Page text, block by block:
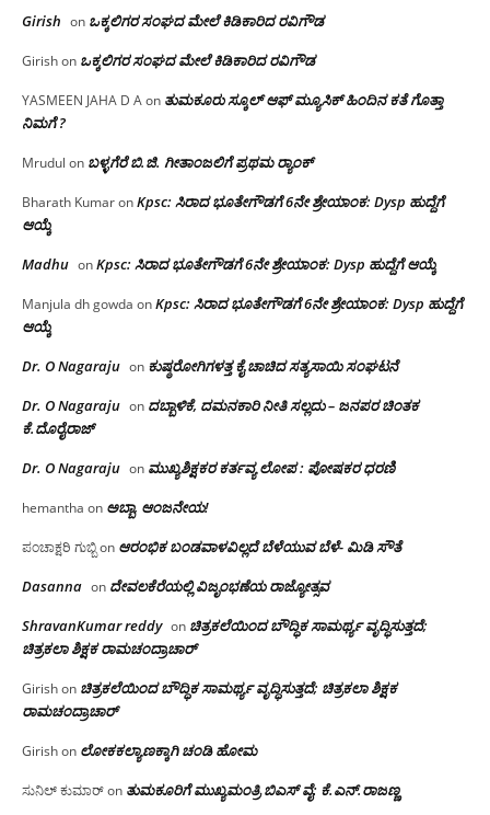
Girish on ಒಕ್ಕಲಿಗರ ಸಂಘದ ಮೇಲೆ ಕಿಡಿಕಾರಿದ ರವಿಗೌಡ
Girishon ಒಕ್ಕಲಿಗರ ಸಂಘದ ಮೇಲೆ ಕಿಡಿಕಾರಿದ ರವಿಗೌಡ
YASMEEN JAHA D Aon ತುಮಕೂರು ಸ್ಕೂಲ್ ಆಫ್ ಮ್ಯೂಸಿಕ್ ಹಿಂದಿನ ಕತೆ ಗೊತ್ತಾ
ನಿಮಗೆ ?
Mrudul on ಬಳ್ಳಗೆರೆ ಬಿ.ಜಿ. ಗೀತಾಂಜಲಿಗೆ ಪ್ರಥಮ ರ‌್ಯಾಂಕ್
Bharath KumaronKpsc: ಸಿರಾದ ಭೂತೇಗೌಡಗೆ 6ನೇ ಶ್ರೇಯಾಂಕ: Dysp ಹುದ್ದೆಗೆ
ಆಯ್ಕೆ
Madhu onKpsc: ಸಿರಾದ ಭೂತೇಗೌಡಗೆ 6ನೇ ಶ್ರೇಯಾಂಕ: Dysp ಹುದ್ದೆಗೆ ಆಯ್ಕೆ
Manjula dh gowda onKpsc: ಸಿರಾದ ಭೂತೇಗೌಡಗೆ 6ನೇ ಶ್ರೇಯಾಂಕ: Dysp ಹುದ್ದೆಗೆ
ಆಯ್ಕೆ
Dr. O Nagaraju on ಕುಷ್ಠರೋಗಿಗಳತ್ತ ಕೈ ಚಾಚಿದ ಸತ್ಯಸಾಯಿ ಸಂಘಟನೆ
Dr. O Nagaraju on ದಬ್ಬಾಳಿಕೆ, ದಮನಕಾರಿ ನೀತಿ ಸಲ್ಲದು – ಜನಪರ ಚಿಂತಕ
ಕೆ.ದೊರೈರಾಜ್
Dr. O Nagaraju on ಮುಖ್ಯಶಿಕ್ಷಕರ ಕರ್ತವ್ಯ ಲೋಪ : ಪೋಷಕರ ಧರಣಿ
hemantha on ಅಬ್ಬಾ, ಆಂಜನೇಯ!
ಪಂಚಾಕ್ಷರಿ ಗುಬ್ಬಿon ಆರಂಭಿಕ ಬಂಡವಾಳವಿಲ್ಲದೆ ಬೆಳೆಯುವ ಬೆಳೆ- ಮಿಡಿ ಸೌತೆ
Dasanna on ದೇವಲಕೆರೆಯಲ್ಲಿ ವಿಜೃಂಭಣೆಯ ರಾಜ್ಯೋತ್ಸವ
ShravanKumar reddy on ಚಿತ್ರಕಲೆಯಿಂದ ಬೌದ್ಧಿಕ ಸಾಮರ್ಥ್ಯ ವೃದ್ಧಿಸುತ್ತದೆ;
ಚಿತ್ರಕಲಾ ಶಿಕ್ಷಕ ರಾಮಚಂದ್ರಾಚಾರ್
Girishon ಚಿತ್ರಕಲೆಯಿಂದ ಬೌದ್ಧಿಕ ಸಾಮರ್ಥ್ಯ ವೃದ್ಧಿಸುತ್ತದೆ; ಚಿತ್ರಕಲಾ ಶಿಕ್ಷಕ
ರಾಮಚಂದ್ರಾಚಾರ್
Girishon ಲೋಕಕಲ್ಯಾಣಕ್ಕಾಗಿ ಚಂಡಿ ಹೋಮ
ಸುನಿಲ್ ಕುಮಾರ್on ತುಮಕೂರಿಗೆ ಮುಖ್ಯಮಂತ್ರಿ ಬಿಎಸ್ ವೈ: ಕೆ.ಎನ್.ರಾಜಣ್ಣ